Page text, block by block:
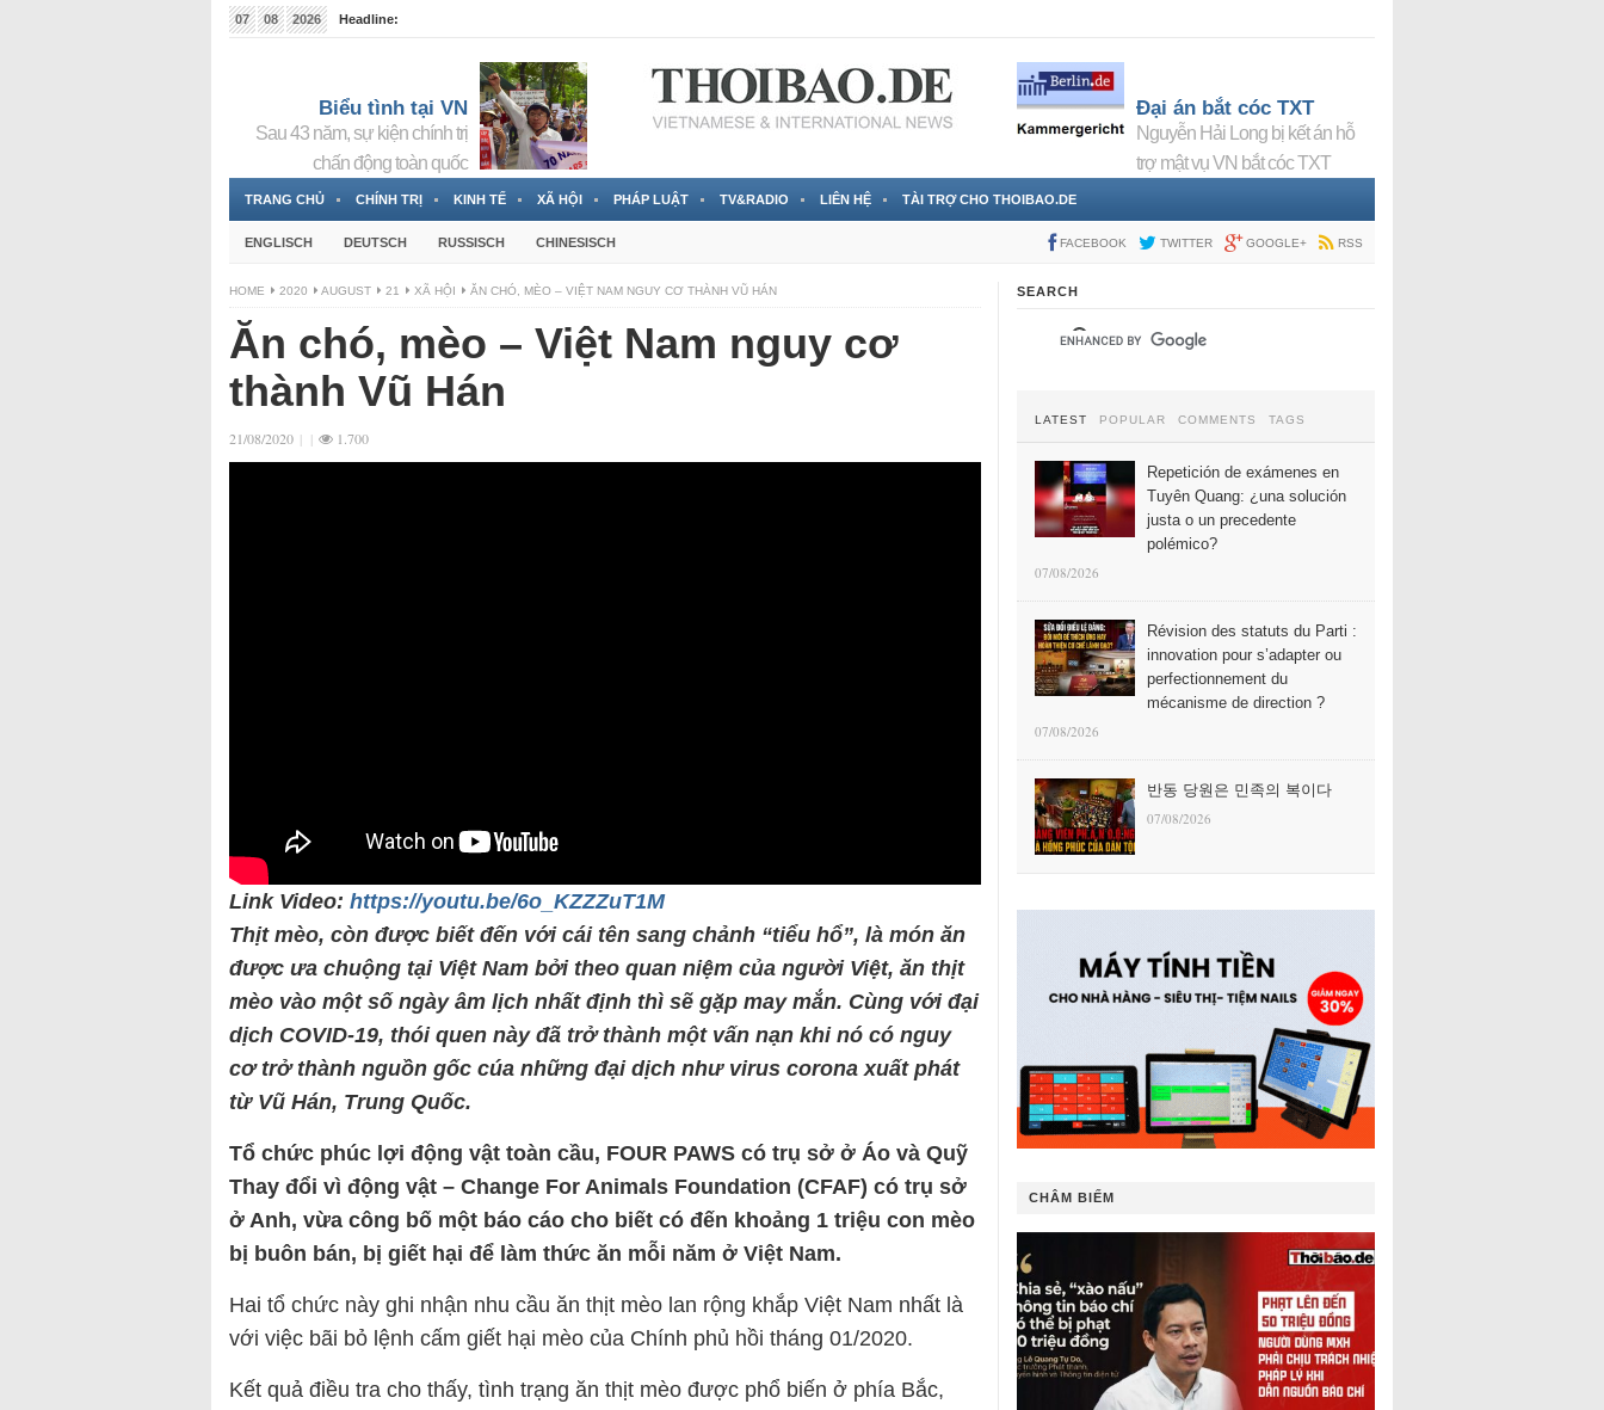
07 08 2026
Headline:
Biểu tình tại VN
Sau 43 năm, sự kiện chính trị
chấn động toàn quốc
Đại án bắt cóc TXT
Nguyễn Hải Long bị kết án hỗ
trợ mật vụ VN bắt cóc TXT
TRANG CHỦ CHÍNH TRỊ KINH TẾ XÃ HỘI PHÁP LUẬT TV&RADIO LIÊN HỆ TÀI TRỢ CHO THOIBAO.DE
ENGLISCH DEUTSCH RUSSISCH CHINESISCH FACEBOOK TWITTER GOOGLE+ RSS
HOME 2020 AUGUST 21 XÃ HỘI ĂN CHÓ, MÈO – VIỆT NAM NGUY CƠ THÀNH VŨ HÁN
Ăn chó, mèo – Việt Nam nguy cơ
thành Vũ Hán
21/08/2020 | | 1.700
Link Video: https://youtu.be/6o_KZZZuT1M
Thịt mèo, còn được biết đến với cái tên sang chảnh “tiểu hổ”, là món ăn
được ưa chuộng tại Việt Nam bởi theo quan niệm của người Việt, ăn thịt
mèo vào một số ngày âm lịch nhất định thì sẽ gặp may mắn. Cùng với đại
dịch COVID-19, thói quen này đã trở thành một vấn nạn khi nó có nguy
cơ trở thành nguồn gốc cúa những đại dịch như virus corona xuất phát
từ Vũ Hán, Trung Quốc.
Tổ chức phúc lợi động vật toàn cầu, FOUR PAWS có trụ sở ở Áo và Quỹ
Thay đổi vì động vật – Change For Animals Foundation (CFAF) có trụ sở
ở Anh, vừa công bố một báo cáo cho biết có đến khoảng 1 triệu con mèo
bị buôn bán, bị giết hại để làm thức ăn mỗi năm ở Việt Nam.
Hai tổ chức này ghi nhận nhu cầu ăn thịt mèo lan rộng khắp Việt Nam nhất là
với việc bãi bỏ lệnh cấm giết hại mèo của Chính phủ hồi tháng 01/2020.
Kết quả điều tra cho thấy, tình trạng ăn thịt mèo được phổ biến ở phía Bắc,
SEARCH
LATEST POPULAR COMMENTS TAGS
Repetición de exámenes en
Tuyên Quang: ¿una solución
justa o un precedente
polémico?
07/08/2026
Révision des statuts du Parti :
innovation pour s’adapter ou
perfectionnement du
mécanisme de direction ?
07/08/2026
반동 당원은 민족의 복이다
07/08/2026
CHÂM BIẾM